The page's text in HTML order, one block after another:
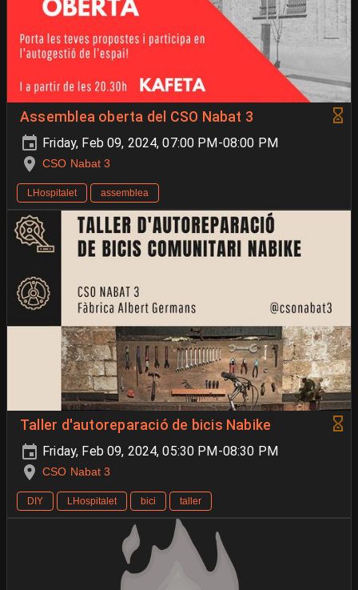
Assemblea oberta del CSO Nabat 3
Friday, Feb 09, 2024, 07:00 PM-08:00 PM
CSO Nabat 3
LHospitalet assemblea
Taller d'autoreparació de bicis Nabike
Friday, Feb 09, 2024, 05:30 PM-08:30 PM
CSO Nabat 3
DIY LHospitalet bici taller